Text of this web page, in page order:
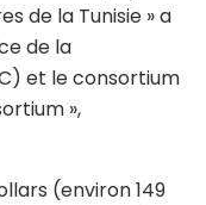
de la Tunisie » a
de la
et le consortium
»,
(environ 149